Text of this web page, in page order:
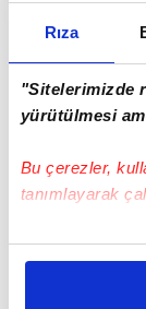
Rıza
"Sitelerimizde
yürütülmesi
Bu çerezler,
tanımlayarak
Bu çerezlere
daha iyi reklam
olur."